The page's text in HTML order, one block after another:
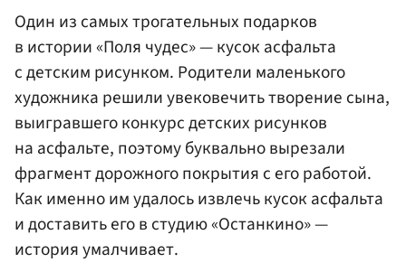
Один из самых трогательных подарков
в истории «Поля чудес» — кусок асфальта
с детским рисунком. Родители маленького
художника решили увековечить творение сына,
выигравшего конкурс детских рисунков
на асфальте, поэтому буквально вырезали
фрагмент дорожного покрытия с его работой.
Как именно им удалось извлечь кусок асфальта
и доставить его в студию «Останкино» —
история умалчивает.